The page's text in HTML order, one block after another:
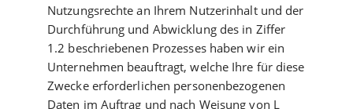
Nutzungsrechte an Ihrem Nutzerinhalt und der
Durchführung und Abwicklung des in Ziffer
1.2 beschriebenen Prozesses haben wir ein
Unternehmen beauftragt, welche Ihre für diese
Zwecke erforderlichen personenbezogenen
Daten im Auftrag und nach Weisung von L